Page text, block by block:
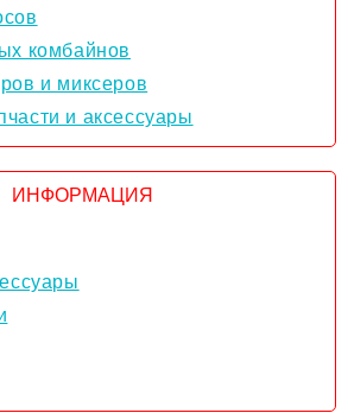
комбайнов
и миксеров
и аксессуары
ИНФОРМАЦИЯ